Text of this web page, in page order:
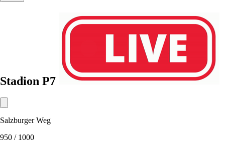
Stadion P7
Salzburger Weg
950 / 1000